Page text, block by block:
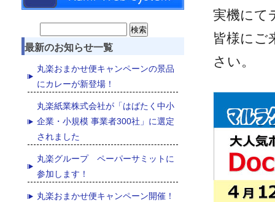
実機にて
皆様にご
さい。
for:
最新のお知らせ一覧
丸楽おまかせ便キャンペーンの景品
にカレーが新登場！
丸楽紙業株式会社が「はばたく中小
企業・小規模 事業者300社」に選定
されました
丸楽グループ ペーパーサミットに
参加します！
丸楽おまかせ便キャンペーン開催！